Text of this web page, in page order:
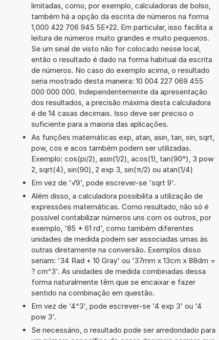
limitadas, como, por exemplo, calculadoras de bolso,
também há a opção da escrita de números na forma
1,000 422 706 945 5E+22. Em particular, isso facilita a
leitura de números muito grandes e muito pequenos.
Se um sinal de visto não for colocado nesse local,
então o resultado é dado na forma habitual da escrita
de números. No caso do exemplo acima, o resultado
seria mostrado desta maneira: 10 004 227 069 455
000 000 000. Independentemente da apresentação
dos resultados, a precisão máxima desta calculadora
é de 14 casas decimais. Isso deve ser preciso o
suficiente para a maioria das aplicações.
As funções matemáticas exp, atan, asin, tan, sin, sqrt,
pow, cos e acos também podem ser utilizadas.
Exemplo: cos(pi/2), asin(1/2), acos(1), tan(90°), 3 pow
2, sqrt(4), sin(90), 2 exp 3, sin(π/2) ou atan(1/4)
Em vez de '√9', pode escrever-se 'sqrt 9'.
Além disso, a calculadora possibilita a utilização de
expressões matemáticas. Como resultado, não só é
possível contabilizar números uns com os outros, por
exemplo, '85 * 61 rd', como também diferentes
unidades de medida podem ser associadas umas às
outras diretamente na conversão. Exemplos disso
seriam: '34 Rad + 10 Gray' ou '37mm x 13cm x 88dm =
? cm^3'. As unidades de medida combinadas dessa
forma naturalmente têm que se encaixar e fazer
sentido na combinação em questão.
Em vez de '4^3', pode escrever-se '4 exp 3' ou '4
pow 3'.
Se necessário, o resultado pode ser arredondado para